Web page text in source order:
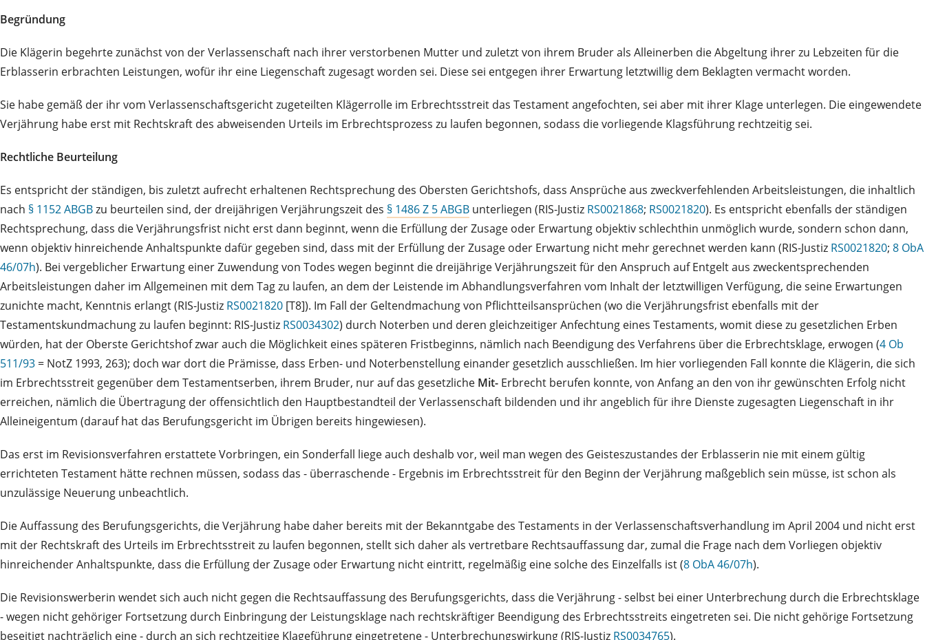
Begründung
Die Klägerin begehrte zunächst von der Verlassenschaft nach ihrer verstorbenen Mutter und zuletzt von ihrem Bruder als Alleinerben die Abgeltung ihrer zu Lebzeiten für die
Erblasserin erbrachten Leistungen, wofür ihr eine Liegenschaft zugesagt worden sei. Diese sei entgegen ihrer Erwartung letztwillig dem Beklagten vermacht worden.
Sie habe gemäß der ihr vom Verlassenschaftsgericht zugeteilten Klägerrolle im Erbrechtsstreit das Testament angefochten, sei aber mit ihrer Klage unterlegen. Die eingewendete
Verjährung habe erst mit Rechtskraft des abweisenden Urteils im Erbrechtsprozess zu laufen begonnen, sodass die vorliegende Klagsführung rechtzeitig sei.
Rechtliche Beurteilung
Es entspricht der ständigen, bis zuletzt aufrecht erhaltenen Rechtsprechung des Obersten Gerichtshofs, dass Ansprüche aus zweckverfehlenden Arbeitsleistungen, die inhaltlich
nach § 1152 ABGBzu beurteilen sind, der dreijährigen Verjährungszeit des § 1486 Z 5 ABGB unterliegen (RIS-Justiz RS0021868; RS0021820). Es entspricht ebenfalls der ständigen
Rechtsprechung, dass die Verjährungsfrist nicht erst dann beginnt, wenn die Erfüllung der Zusage oder Erwartung objektiv schlechthin unmöglich wurde, sondern schon dann,
wenn objektiv hinreichende Anhaltspunkte dafür gegeben sind, dass mit der Erfüllung der Zusage oder Erwartung nicht mehr gerechnet werden kann (RIS-Justiz RS0021820; 8 ObA
46/07h). Bei vergeblicher Erwartung einer Zuwendung von Todes wegen beginnt die dreijährige Verjährungszeit für den Anspruch auf Entgelt aus zweckentsprechenden
Arbeitsleistungen daher im Allgemeinen mit dem Tag zu laufen, an dem der Leistende im Abhandlungsverfahren vom Inhalt der letztwilligen Verfügung, die seine Erwartungen
zunichte macht, Kenntnis erlangt (RIS-Justiz RS0021820 [T8]). Im Fall der Geltendmachung von Pflichtteilsansprüchen (wo die Verjährungsfrist ebenfalls mit der
Testamentskundmachung zu laufen beginnt: RIS-Justiz RS0034302) durch Noterben und deren gleichzeitiger Anfechtung eines Testaments, womit diese zu gesetzlichen Erben
würden, hat der Oberste Gerichtshof zwar auch die Möglichkeit eines späteren Fristbeginns, nämlich nach Beendigung des Verfahrens über die Erbrechtsklage, erwogen (4 Ob
511/93 = NotZ 1993, 263); doch war dort die Prämisse, dass Erben- und Noterbenstellung einander gesetzlich ausschließen. Im hier vorliegenden Fall konnte die Klägerin, die sich
im Erbrechtsstreit gegenüber dem Testamentserben, ihrem Bruder, nur auf das gesetzliche Mit- Erbrecht berufen konnte, von Anfang an den von ihr gewünschten Erfolg nicht
erreichen, nämlich die Übertragung der offensichtlich den Hauptbestandteil der Verlassenschaft bildenden und ihr angeblich für ihre Dienste zugesagten Liegenschaft in ihr
Alleineigentum (darauf hat das Berufungsgericht im Übrigen bereits hingewiesen).
Das erst im Revisionsverfahren erstattete Vorbringen, ein Sonderfall liege auch deshalb vor, weil man wegen des Geisteszustandes der Erblasserin nie mit einem gültig
errichteten Testament hätte rechnen müssen, sodass das - überraschende - Ergebnis im Erbrechtsstreit für den Beginn der Verjährung maßgeblich sein müsse, ist schon als
unzulässige Neuerung unbeachtlich.
Die Auffassung des Berufungsgerichts, die Verjährung habe daher bereits mit der Bekanntgabe des Testaments in der Verlassenschaftsverhandlung im April 2004 und nicht erst
mit der Rechtskraft des Urteils im Erbrechtsstreit zu laufen begonnen, stellt sich daher als vertretbare Rechtsauffassung dar, zumal die Frage nach dem Vorliegen objektiv
hinreichender Anhaltspunkte, dass die Erfüllung der Zusage oder Erwartung nicht eintritt, regelmäßig eine solche des Einzelfalls ist (8 ObA 46/07h).
Die Revisionswerberin wendet sich auch nicht gegen die Rechtsauffassung des Berufungsgerichts, dass die Verjährung - selbst bei einer Unterbrechung durch die Erbrechtsklage
- wegen nicht gehöriger Fortsetzung durch Einbringung der Leistungsklage nach rechtskräftiger Beendigung des Erbrechtsstreits eingetreten sei. Die nicht gehörige Fortsetzung
beseitigt nachträglich eine - durch an sich rechtzeitige Klageführung eingetretene - Unterbrechungswirkung (RIS-Justiz RS0034765).